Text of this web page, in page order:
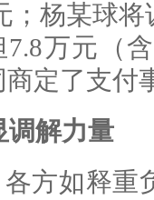
；杨某球
万元（
定了支付
调解力量
方如释重